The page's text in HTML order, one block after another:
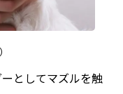
としてマズルを触